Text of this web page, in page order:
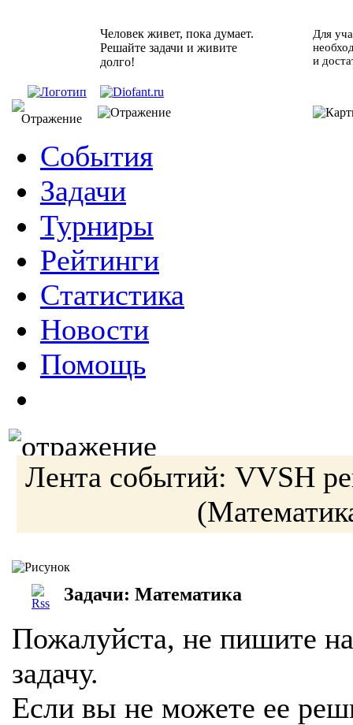
Человек живет, пока думает.
Решайте задачи и живите
долго!
Для
и
События
Задачи
Турниры
Рейтинги
Статистика
Новости
Помощь
Лента событий: VVSH
Задачи: Математика
Пожалуйста, не пишите
задачу.
Если вы не можете ее